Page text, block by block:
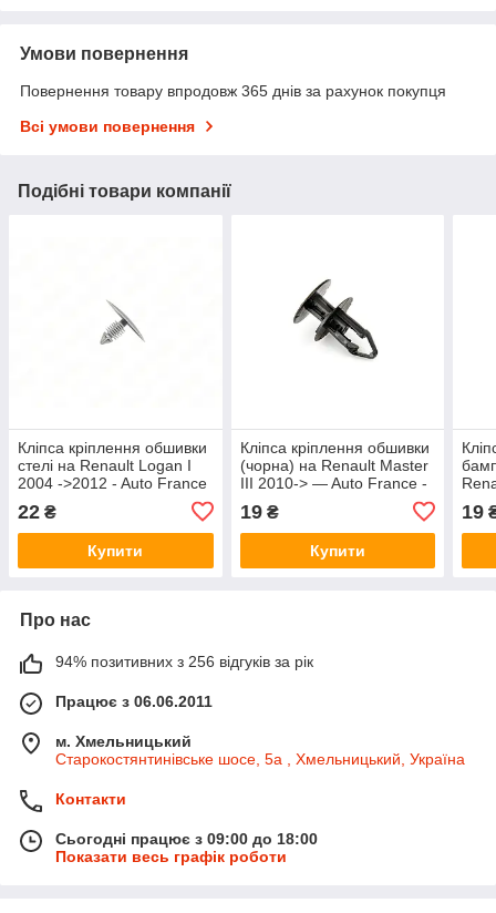
Умови повернення
Повернення товару впродовж 365 днів за рахунок покупця
Всі умови повернення
Подібні товари компанії
Кліпса кріплення обшивки
стелі на Renault Logan I
2004 ->2012 - Auto France
22 ₴
Купити
Кліпса кріплення обшивки
(чорна) на Renault Master
III 2010-> — Auto France -
19₴
Купити
19
Про нас
94% позитивних з 256 відгуків за рік
Працює з 06.06.2011
м. Хмельницький
Старокостянтинівське шосе, 5а , Хмельницький, Україна
Контакти
Сьогодні працює з 09:00 до 18:00
Показати весь графік роботи